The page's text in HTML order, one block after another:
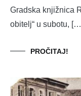
Gradska knjižnica
obitelj“ u subotu,
PROČITAJ!